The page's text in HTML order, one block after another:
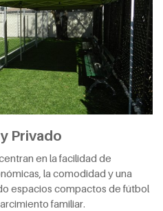
Privado
en la facilidad de
la comodidad y una
espacios compactos de fútbol
familiar.